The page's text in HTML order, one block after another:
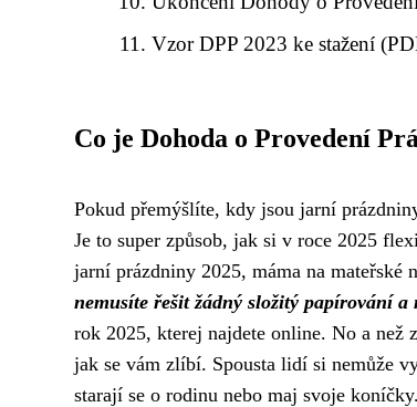
Vzor DPP 2023 ke stažení
Co je Dohoda o Provedení
Pokud přemýšlíte, kdy jsou jarní
Je to super způsob, jak si v roce 2025
jarní prázdniny 2025, máma na mateřské
nemusíte řešit žádný složitý papírování a
rok 2025, kterej najdete online. No a než
jak se vám zlíbí. Spousta lidí si nemůže
starají se o rodinu nebo maj svoje koníčky.